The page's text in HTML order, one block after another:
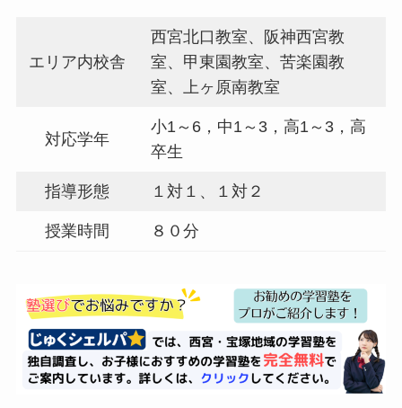
エリア内校舎
西宮北口教室、阪神西宮教
室、甲東園教室、苦楽園教
室、上ヶ原南教室
対応学年
小1～6，中1～3，高1～3，高
卒生
指導形態 １対１、１対２
授業時間 ８０分